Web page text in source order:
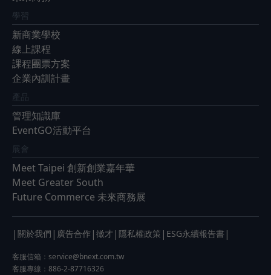
學習
新商業學校
線上課程
課程團票方案
企業內訓計畫
產品
管理知識庫
EventGO活動平台
展會
Meet Taipei 創新創業嘉年華
Meet Greater South
Future Commerce 未來商務展
| 關於我們 | 廣告合作 | 徵才 | 隱私權政策 | ESG永續報告書 |
客服信箱： service@bnext.com.tw
客服專線：886-2-87716326